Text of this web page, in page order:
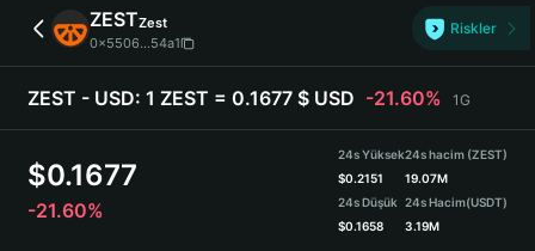
繁體中文
Português (Portugal)
Bahasa Indonesia
ภาษาไทย
Español
ZESTZest
0x5506...54a1
Riskler
ZEST - USD: 1 ZEST = 0.1677 $ USD -21.60% 1G
$0.1677
-21.60%
24s Yüksek
$0.2151
24s Düşük
$0.1658
24s hacim (ZEST)
19.07M
24s Hacim(USDT)
3.19M